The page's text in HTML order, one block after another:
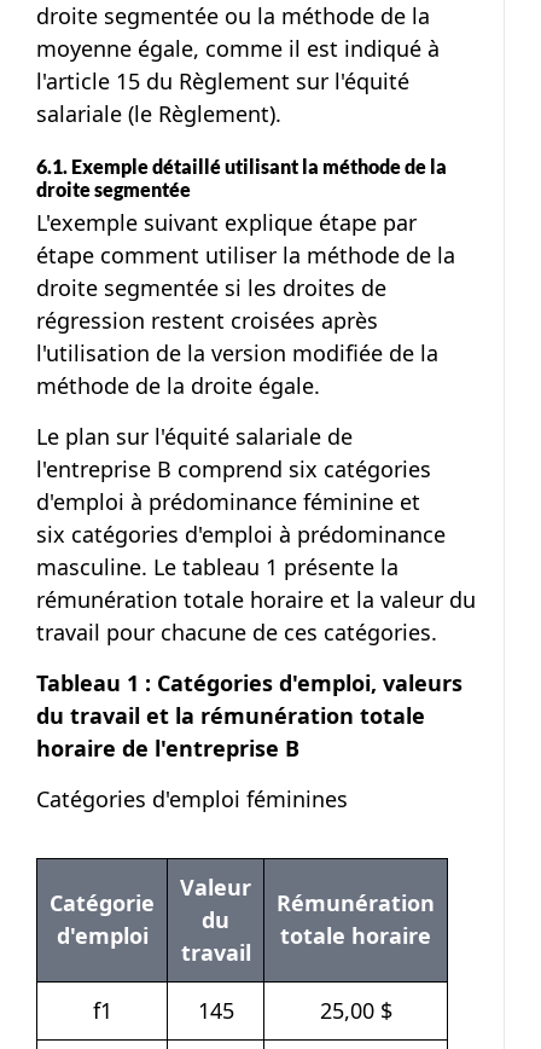
droite segmentée ou la méthode de la
moyenne égale, comme il est indiqué à
l'article 15 du Règlement sur l'équité
salariale (le Règlement).
6.1. Exemple détaillé utilisant la méthode de la
droite segmentée
L'exemple suivant explique étape par
étape comment utiliser la méthode de la
droite segmentée si les droites de
régression restent croisées après
l'utilisation de la version modifiée de la
méthode de la droite égale.
Le plan sur l'équité salariale de
l'entreprise B comprend six catégories
d'emploi à prédominance féminine et
six catégories d'emploi à prédominance
masculine. Le tableau 1 présente la
rémunération totale horaire et la valeur du
travail pour chacune de ces catégories.
Tableau 1 : Catégories d'emploi, valeurs
du travail et la rémunération totale
horaire de l'entreprise B
Catégories d'emploi féminines
Catégorie
d'emploi
Valeur
du
travail
Rémunération
totale horaire
f1 145
25,00 $